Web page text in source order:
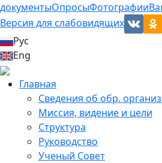
документыОпросыФотографии
Версия для слабовидящих
Рус
Eng
Главная
Сведения об обр.
Миссия, видение и цели
Структура
Руководство
Ученый Совет